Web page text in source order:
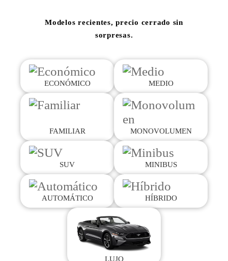
Modelos recientes, precio cerrado sin
sorpresas.
ECONÓMICO MEDIO
FAMILIAR MONOVOLUMEN
SUV MINIBUS
AUTOMÁTICO HÍBRIDO
LUJO